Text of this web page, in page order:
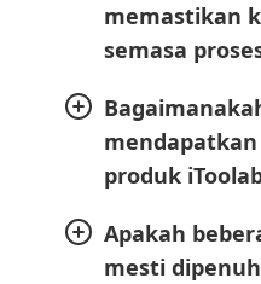
memastikan
semasa
produk
Apakah
mesti